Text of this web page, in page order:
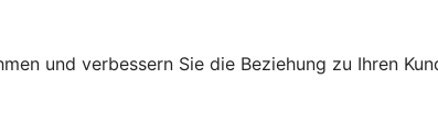
und verbessern Sie die Beziehung zu Ihren